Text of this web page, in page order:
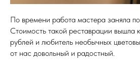
По времени работа мастера заняла
Стоимость такой реставрации вышла
рублей и любитель необычных
от нас довольный и радостный.